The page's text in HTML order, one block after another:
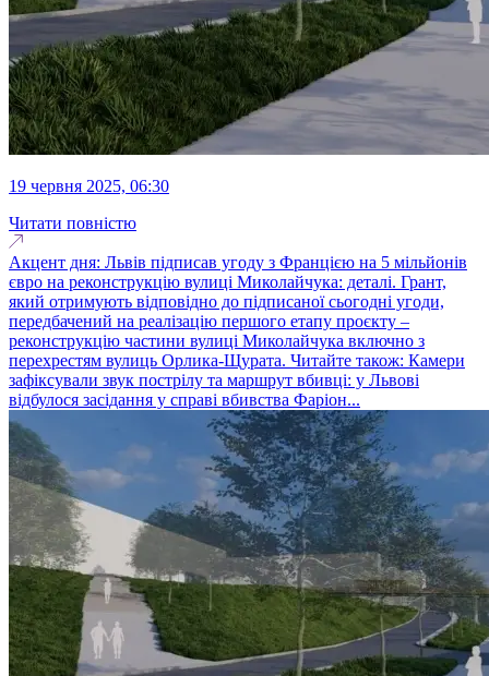
19 червня 2025, 06:30
Читати повністю
Акцент дня: Львів підписав угоду з Францією на 5 мільйонів
євро на реконструкцію вулиці Миколайчука: деталі. Грант,
який отримують відповідно до підписаної сьогодні угоди,
передбачений на реалізацію першого етапу проєкту –
реконструкцію частини вулиці Миколайчука включно з
перехрестям вулиць Орлика-Щурата. Читайте також: Камери
зафіксували звук пострілу та маршрут вбивці: у Львові
відбулося засідання у справі вбивства Фаріон...